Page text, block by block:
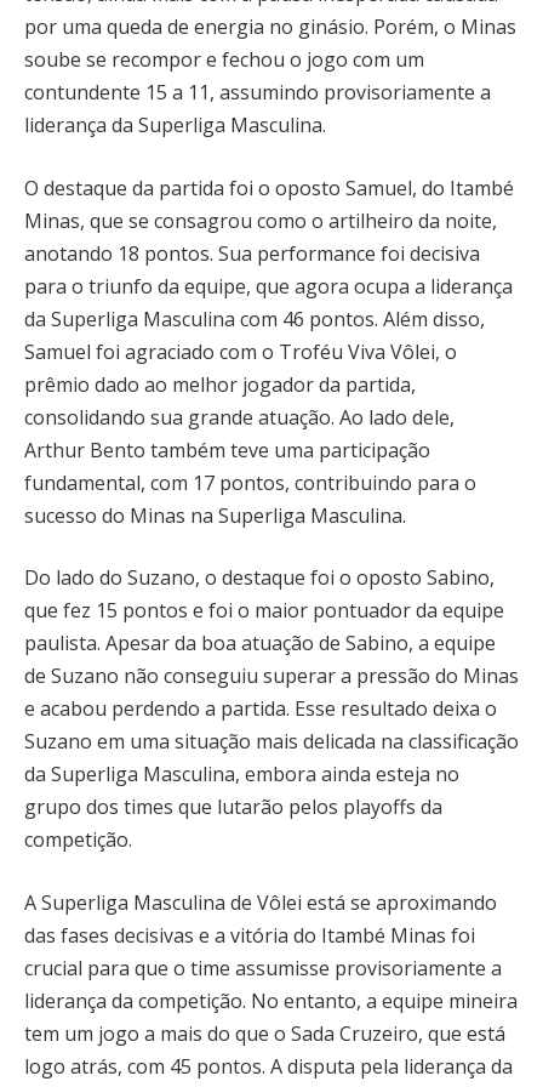
por uma queda de energia no ginásio. Porém, o Minas
soube se recompor e fechou o jogo com um
contundente 15 a 11, assumindo provisoriamente a
liderança da Superliga Masculina.
O destaque da partida foi o oposto Samuel, do Itambé
Minas, que se consagrou como o artilheiro da noite,
anotando 18 pontos. Sua performance foi decisiva
para o triunfo da equipe, que agora ocupa a liderança
da Superliga Masculina com 46 pontos. Além disso,
Samuel foi agraciado com o Troféu Viva Vôlei, o
prêmio dado ao melhor jogador da partida,
consolidando sua grande atuação. Ao lado dele,
Arthur Bento também teve uma participação
fundamental, com 17 pontos, contribuindo para o
sucesso do Minas na Superliga Masculina.
Do lado do Suzano, o destaque foi o oposto Sabino,
que fez 15 pontos e foi o maior pontuador da equipe
paulista. Apesar da boa atuação de Sabino, a equipe
de Suzano não conseguiu superar a pressão do Minas
e acabou perdendo a partida. Esse resultado deixa o
Suzano em uma situação mais delicada na classificação
da Superliga Masculina, embora ainda esteja no
grupo dos times que lutarão pelos playoffs da
competição.
A Superliga Masculina de Vôlei está se aproximando
das fases decisivas e a vitória do Itambé Minas foi
crucial para que o time assumisse provisoriamente a
liderança da competição. No entanto, a equipe mineira
tem um jogo a mais do que o Sada Cruzeiro, que está
logo atrás, com 45 pontos. A disputa pela liderança da